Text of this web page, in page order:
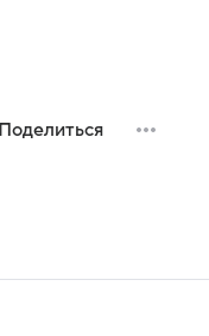
Поделиться